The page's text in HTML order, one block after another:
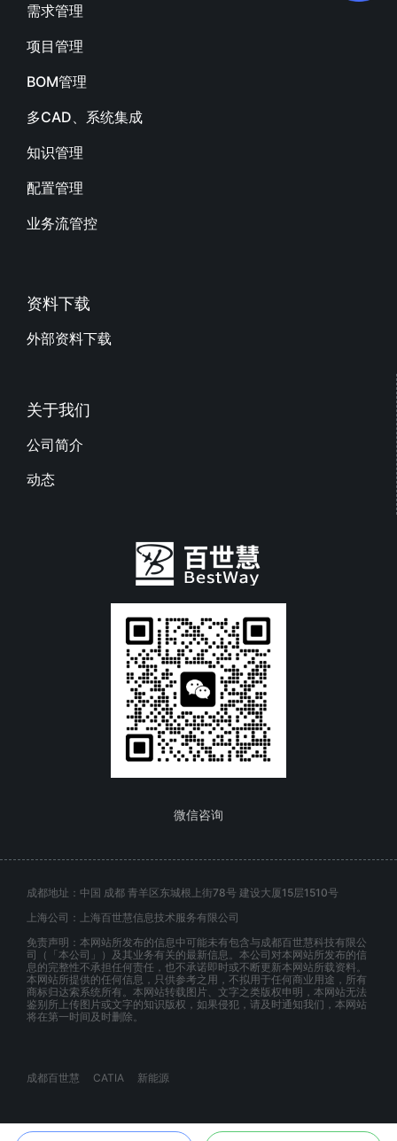
需求管理
项目管理
BOM管理
多CAD、系统集成
知识管理
配置管理
业务流管控
资料下载
外部资料下载
关于我们
公司简介
动态
微信咨询
成都地址：中国 成都 青羊区东城根上街78号 建设大厦15层1510号
上海公司：上海百世慧信息技术服务有限公司
免责声明：本网站所发布的信息中可能未有包含与成都百世慧科技有限公
司（「本公司」）及其业务有关的最新信息。本公司对本网站所发布的信
息的完整性不承担任何责任，也不承诺即时或不断更新本网站所载资料。
本网站所提供的任何信息，只供参考之用，不拟用于任何商业用途，所有
商标归达索系统所有。本网站转载图片、文字之类版权申明，本网站无法
鉴别所上传图片或文字的知识版权，如果侵犯，请及时通知我们，本网站
将在第一时间及时删除。
成都百世慧 CATIA 新能源